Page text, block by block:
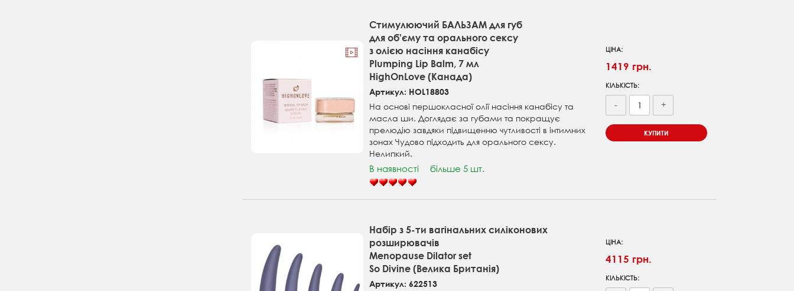
Стимулюючий БАЛЬЗАМ для губ
для об'єму та орального сексу
з олією насіння канабісу
Plumping Lip Balm, 7 мл
HighOnLove (Канада)
Артикул: HOL18803
На основі першокласної олії насіння канабісу та
масла ши. Доглядає за губами та покращує
прелюдію завдяки підвищенню чутливості в інтимних
зонах Чудово підходить для орального сексу.
Нелипкий.
В наявності більше 5 шт.
ЦІНА:
1419 грн.
КІЛЬКІСТЬ:
- +
КУПИТИ
Набір з 5-ти вагінальних силіконових
розширювачів
Menopause Dilatоr set
So Divine (Велика Британія)
Артикул: 622513
ЦІНА:
4115 грн.
КІЛЬКІСТЬ: